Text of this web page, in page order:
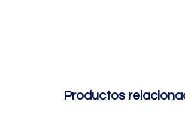
Productos